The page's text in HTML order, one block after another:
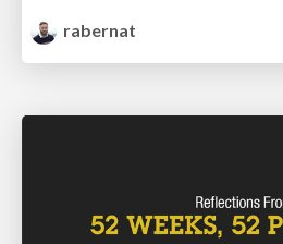
rabernat